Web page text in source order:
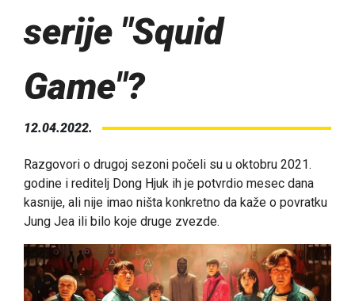
serije "Squid
Game"?
12.04.2022.
Razgovori o drugoj sezoni počeli su u oktobru 2021.
godine i reditelj Dong Hjuk ih je potvrdio mesec dana
kasnije, ali nije imao ništa konkretno da kaže o povratku
Jung Jea ili bilo koje druge zvezde.